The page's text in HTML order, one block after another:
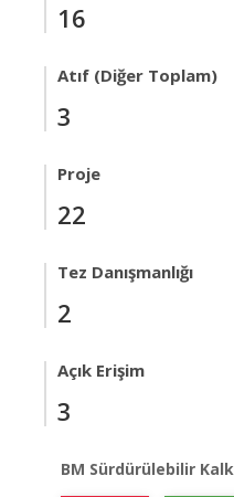
16
Atıf (Diğer Toplam)
3
Proje
22
Tez Danışmanlığı
2
Açık Erişim
3
BM Sürdürülebilir